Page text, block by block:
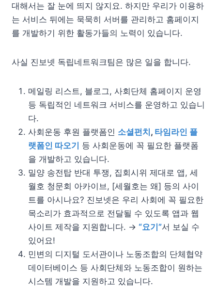
대해서는 잘 눈에 띄지 않지요. 하지만 우리가 이용하
는 서비스 뒤에는 묵묵히 서버를 관리하고 홈페이지
를 개발하기 위한 활동가들의 노력이 있습니다.
사실 진보넷 독립네트워크팀은 많은 일을 합니다.
메일링 리스트, 블로그, 사회단체 홈페이지 운영
등 독립적인 네트워크 서비스를 운영하고 있습니
다.
사회운동 후원 플랫폼인 소셜펀치, 타임라인 플
랫폼인 따오기 등 사회운동에 꼭 필요한 플랫폼
을 개발하고 있습니다.
밀양 송전탑 반대 투쟁, 집회시위 제대로 앱, 세
월호 청문회 아카이브, [세월호는 왜] 등의 사이
트를 아시나요? 진보넷은 우리 사회에 꼭 필요한
목소리가 효과적으로 전달될 수 있도록 앱과 웹
사이트 제작을 지원합니다. → “요기”서 보실 수
있어요!
민변의 디지털 도서관이나 노동조합의 단체협약
데이터베이스 등 사회단체와 노동조합이 원하는
시스템 개발을 지원하고 있습니다.